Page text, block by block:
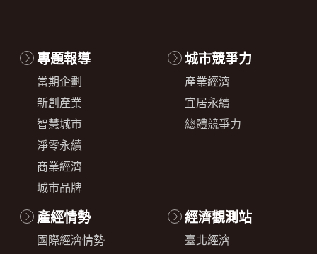
專題報導
當期企劃
新創產業
智慧城市
淨零永續
商業經濟
城市品牌
城市競爭力
產業經濟
宜居永續
總體競爭力
產經情勢
國際經濟情勢
經濟觀測站
臺北經濟